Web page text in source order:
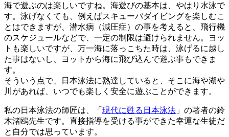
海で遊ぶのは楽しいですね。海遊びの基本は、やはり水泳で
す。泳げなくても、例えばスキューバダイビングを楽しむこ
とはできますが、潜水病（減圧症）の事を考えると、飛行機
のスケジュールなどで、一定の制限は避けられません。ヨッ
トも楽しいですが、万一海に落っこちた時は、泳げるに越し
た事はないし、ヨットから海に飛び込んで遊ぶ事もできま
す。
そういう点で、日本泳法に熟達していると、そこに海や湖や
川があれば、いつでも楽しく安全に遊ぶことができます。
私の日本泳法の師匠は、「 現代に甦る日本泳法 」の著者の鈴
木渚鴎先生です。直接指導を受ける事ができた幸運な生徒だ
と自分では思っています。